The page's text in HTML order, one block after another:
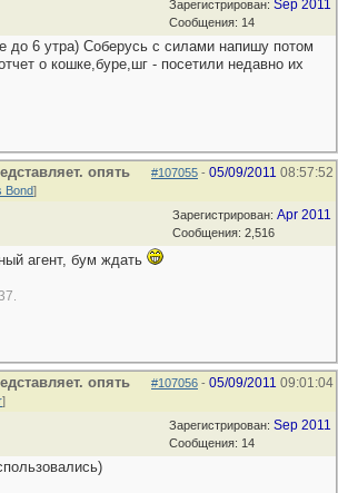
Зарегистрирован: Sep 2011
Сообщения: 14
до 6 утра) Соберусь с силами напишу потом
о кошке,буре,шг - посетили недавно их
#107055 - 05/09/2011 08:57:52
опять
Bond]
Зарегистрирован: Apr 2011
Сообщения: 2,516
агент, бум ждать
#107056 - 05/09/2011 09:01:04
опять
]
Зарегистрирован: Sep 2011
Сообщения: 14